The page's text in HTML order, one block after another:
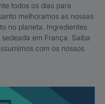
todos os dias para
melhoramos as nossas
no planeta. Ingredientes
em França. Saiba
com os nossos